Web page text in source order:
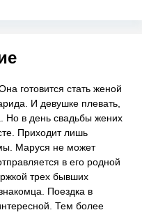
готовится стать женой
И девушке плевать,
Но в день свадьбы жених
Приходит лишь
Маруся не может
в его родной
трех бывших
Поездка в
Тем более